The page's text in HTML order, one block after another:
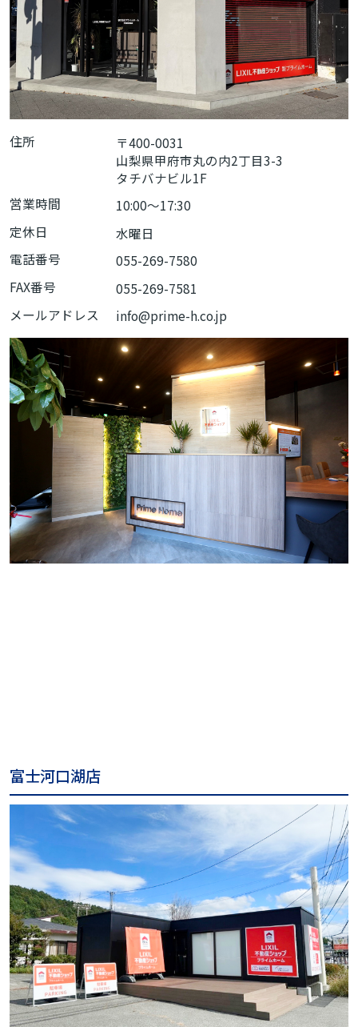
住所
〒400-0031
山梨県甲府市丸の内2丁目3-3
タチバナビル1F
営業時間 10:00〜17:30
定休日 水曜日
電話番号 055-269-7580
FAX番号 055-269-7581
メールアドレス info@prime-h.co.jp
富士河口湖店